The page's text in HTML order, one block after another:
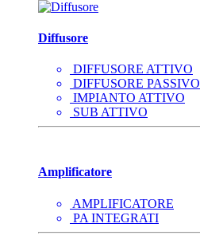
Diffusore
DIFFUSORE ATTIVO
DIFFUSORE PASSIVO
IMPIANTO ATTIVO
SUB ATTIVO
Amplificatore
AMPLIFICATORE
PA INTEGRATI